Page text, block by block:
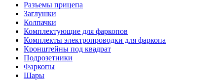
Разъемы прицепа
Заглушки
Колпачки
Комплектующие для фаркопов
Комплекты электропроводки для фаркопа
Кронштейны под квадрат
Подрозетники
Фаркопы
Шары